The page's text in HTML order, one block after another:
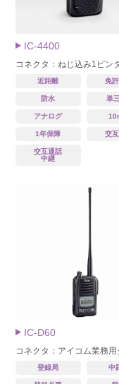
IC-4400
コネクタ：ねじ込み1ピン
近距離 免
防水 単
アナログ
1年保障 交
交互通話
中継
IC-D60
コネクタ：アイコム業務用
登録局 中